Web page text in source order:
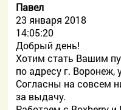
Павел
23 января 2018
14:05:20
Добрый день!
Хотим стать Вашим
по адресу г. Воронеж,
Согласны на совсем
за выдачу.